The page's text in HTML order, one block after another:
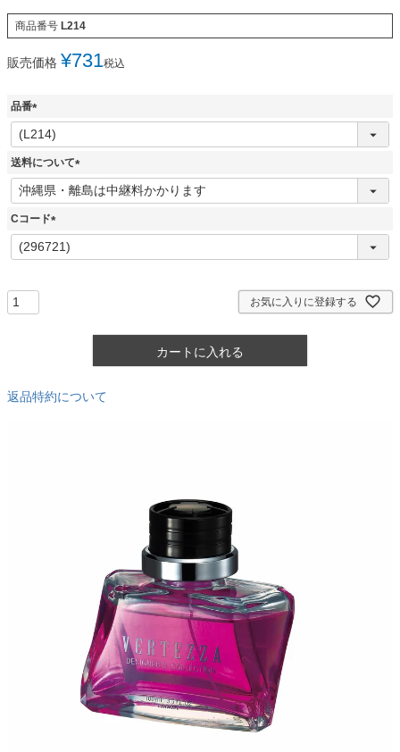
商品番号 L214
販売価格 ¥731税込
品番
(
必
須
送料について
(
必
Cコード
(
必
お気に入りに登録する
カートに入れる
返品特約について